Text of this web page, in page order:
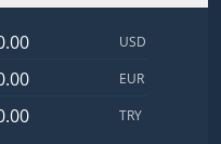
Dolar değeri USD
Euro değeri EUR
Türk Lirası değeri
TRY